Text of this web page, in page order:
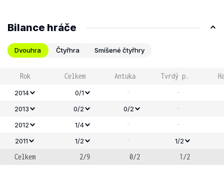
Bilance hráče
Dvouhra Čtyřhra Smíšené čtyřhry
Rok Celkem Antuka Tvrdý p.
2014 0/1 - -
2013 0/2 0/2 -
2012 1/4 - -
2011 1/2 - 1/2
Celkem 2/9 0/2 1/2